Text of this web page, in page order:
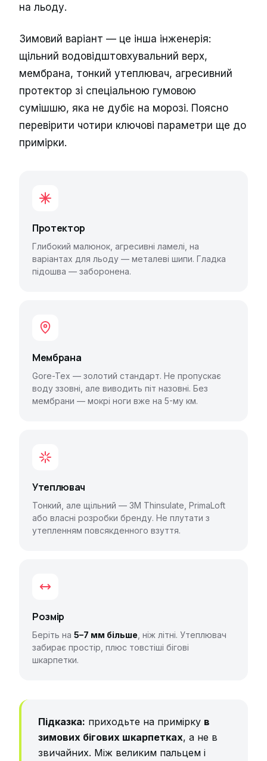
на льоду.
Зимовий варіант — це інша інженерія:
щільний водовідштовхувальний верх,
мембрана, тонкий утеплювач, агресивний
протектор зі спеціальною гумовою
сумішшю, яка не дубіє на морозі. Поясно
перевірити чотири ключові параметри ще до
примірки.
Протектор
Глибокий малюнок, агресивні ламелі, на
варіантах для льоду — металеві шипи. Гладка
підошва — заборонена.
Мембрана
Gore-Tex — золотий стандарт. Не пропускає
воду ззовні, але виводить піт назовні. Без
мембрани — мокрі ноги вже на 5-му км.
Утеплювач
Тонкий, але щільний — 3M Thinsulate, PrimaLoft
або власні розробки бренду. Не плутати з
утепленням повсякденного взуття.
Розмір
Беріть на 5–7 мм більше , ніж літні. Утеплювач
забирає простір, плюс товстіші бігові
шкарпетки.
Підказка: приходьте на примірку в
зимових бігових шкарпетках, а не в
звичайних. Між великим пальцем і